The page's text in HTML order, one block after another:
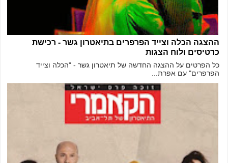
ההצגה הכלה וצייד הפרפרים בתיאטרון גשר - רכישת
כרטיסים ולוח הצגות
כל הפרטים על ההצגה החדשה של תיאטרון גשר - "הכלה וצייד
הפרפרים" עם אפרת...